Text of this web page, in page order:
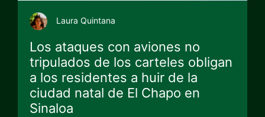
Laura Quintana
Los ataques con aviones no
tripulados de los carteles obligan
a los residentes a huir de la
ciudad natal de El Chapo en
Sinaloa